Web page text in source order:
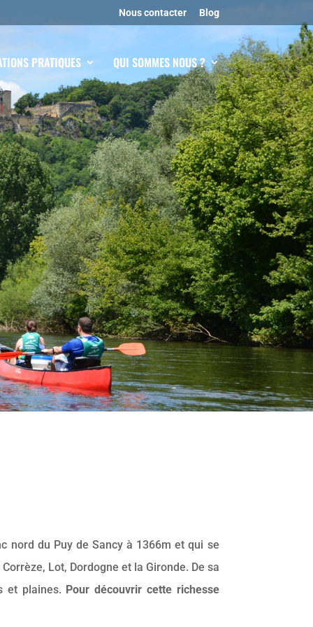
Nous contacter Blog
PRATIQUES QUI SOMMES NOUS ?
nord du Puy de Sancy à 1366m et qui se
Lot, Dordogne et la Gironde. De sa
et plaines. Pour découvrir cette richesse